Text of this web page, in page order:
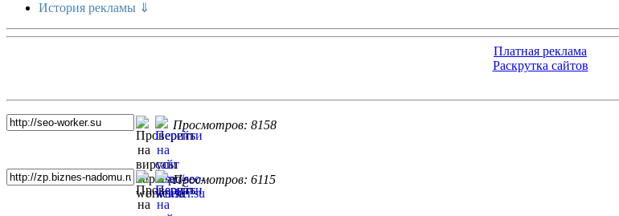
История рекламы ⇓
Платная реклама
Раскрутка сайтов
Просмотров: 8158
Просмотров: 6115